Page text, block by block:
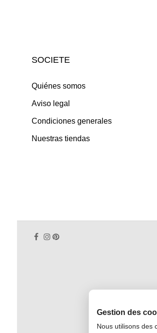
SOCIETE
Quiénes somos
Aviso legal
Condiciones generales
Nuestras tiendas
Gestion des
Nous utilisons des